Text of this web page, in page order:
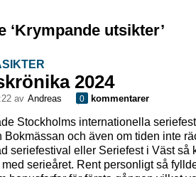
‘Krympande utsikter’
2024
av Andreas 0 kommentarer
Stockholms internationella
Bokmässan och även om tiden inte
seriefestival eller Seriefest i Väst så
serieåret. Rent personligt så